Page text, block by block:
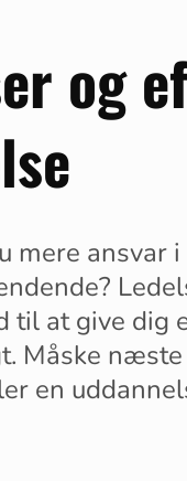
og
mere ansvar
til at give dig
Måske
en